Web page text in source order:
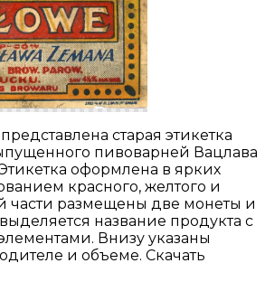
старая этикетка
пивоварней Вацлава
оформлена в ярких
красного, желтого и
части размещены две монеты и
название продукта с
Внизу указаны
и объеме. Скачать